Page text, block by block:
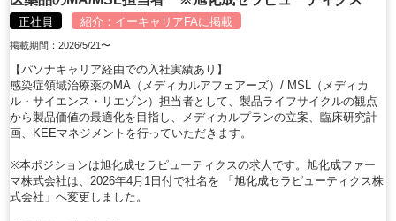
正社員 紹介： イーキャリアFAに掲載
掲載期間：2026/5/21〜
【パソナキャリア経由での入社実績あり】
感染症領域治療薬のMA（メディカルアフェアーズ）/ MSL（メディカ
ル・サイエンス・リエゾン）担当者として、製品ライフサイクルの観点
から製品価値の最適化を目指し、メディカルプランの立案、臨床研究計
画、KEEマネジメントを行っていただきます。
※本ポジションは旭化成セラピューティクスの求人です。旭化成ファー
マ株式会社は、2026年4月1日付で社名を 「旭化成セラピューティクス株
式会社」へ変更しました。